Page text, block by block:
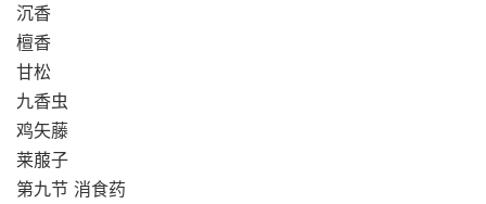
沉香
檀香
甘松
九香虫
鸡矢藤
莱菔子
第九节 消食药